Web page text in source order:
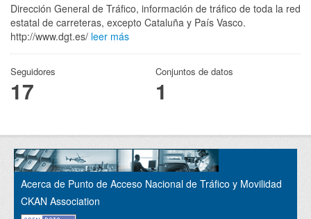
Dirección General de Tráfico, información de tráfico de toda la red
estatal de carreteras, excepto Cataluña y País Vasco.
http://www.dgt.es/ leer más
Seguidores
17
Conjuntos de datos
1
Acerca de Punto de Acceso Nacional de Tráfico y Movilidad
CKAN Association